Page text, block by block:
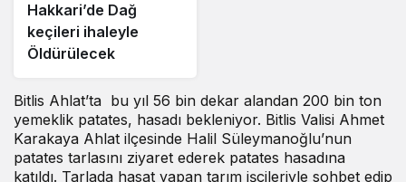
Hakkari’de Dağ
keçileri ihaleyle
Öldürülecek
Bitlis Ahlat’ta bu yıl 56 bin dekar alandan 200 bin ton
yemeklik patates, hasadı bekleniyor. Bitlis Valisi Ahmet
Karakaya Ahlat ilçesinde Halil Süleymanoğlu’nun
patates tarlasını ziyaret ederek patates hasadına
katıldı. Tarlada hasat yapan tarım işçileriyle sohbet edip